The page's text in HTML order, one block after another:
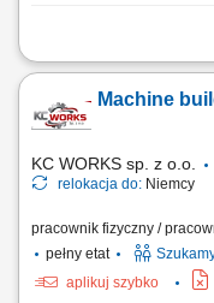
Analizowanie problemów
modernizacji i retrofitów
rozruchowych oraz
Machine
KC WORKS sp. z o.o.
relokacja do: Niemcy
pracownik fizyczny /
pełny etat
aplikuj szybko